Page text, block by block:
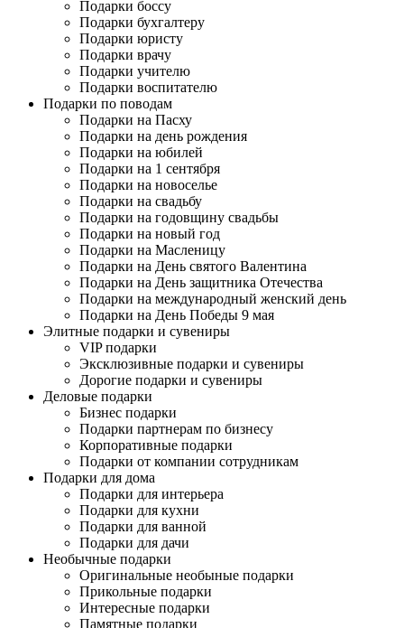
Подарки боссу
Подарки бухгалтеру
Подарки юристу
Подарки врачу
Подарки учителю
Подарки воспитателю
Подарки по поводам
Подарки на Пасху
Подарки на день рождения
Подарки на юбилей
Подарки на 1 сентября
Подарки на новоселье
Подарки на свадьбу
Подарки на годовщину свадьбы
Подарки на новый год
Подарки на Масленицу
Подарки на День святого Валентина
Подарки на День защитника Отечества
Подарки на международный женский день
Подарки на День Победы 9 мая
Элитные подарки и сувениры
VIP подарки
Эксклюзивные подарки и сувениры
Дорогие подарки и сувениры
Деловые подарки
Бизнес подарки
Подарки партнерам по бизнесу
Корпоративные подарки
Подарки от компании сотрудникам
Подарки для дома
Подарки для интерьера
Подарки для кухни
Подарки для ванной
Подарки для дачи
Необычные подарки
Оригинальные необыные подарки
Прикольные подарки
Интересные подарки
Памятные подарки